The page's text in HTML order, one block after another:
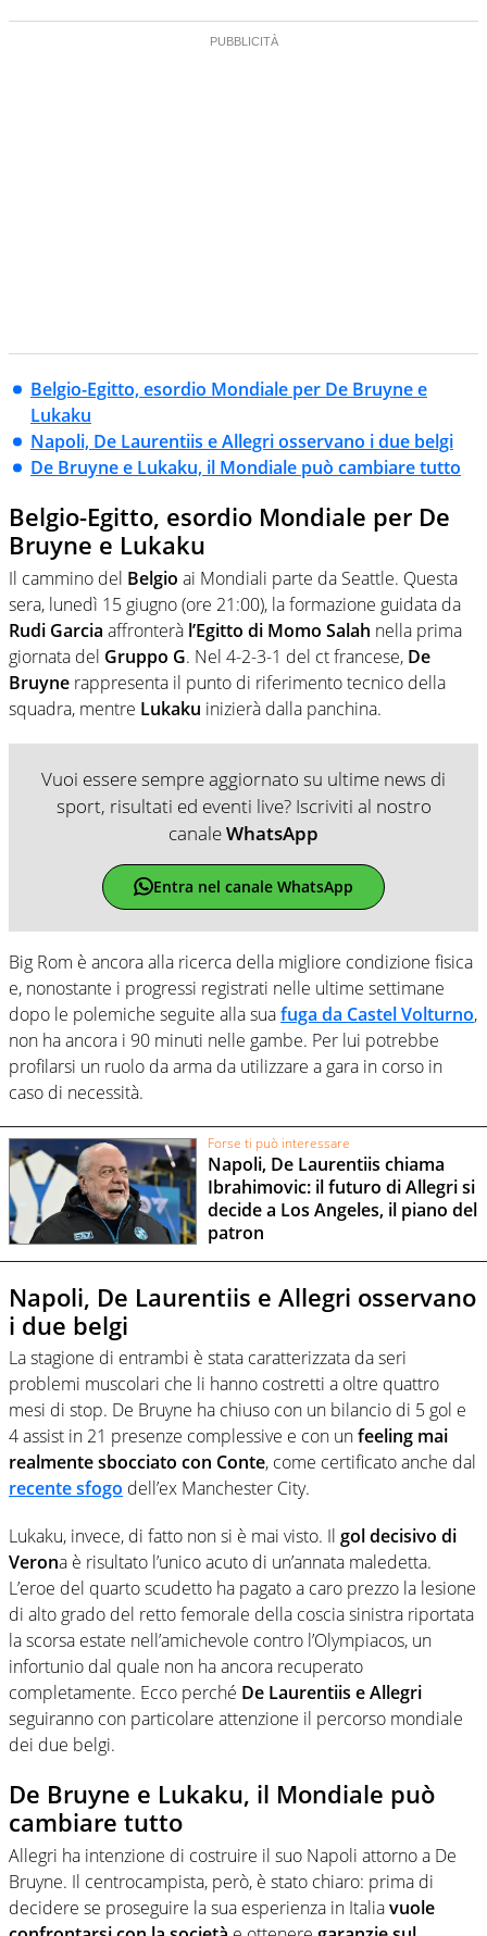
Belgio-Egitto, esordio Mondiale per De Bruyne e
Lukaku
Napoli, De Laurentiis e Allegri osservano i due belgi
De Bruyne e Lukaku, il Mondiale può cambiare tutto
Belgio-Egitto, esordio Mondiale per De
Bruyne e Lukaku
Il cammino del Belgio ai Mondiali parte da Seattle. Questa
sera, lunedì 15 giugno (ore 21:00), la formazione guidata da
Rudi Garcia affronterà l’Egitto di Momo Salah nella prima
giornata del Gruppo G. Nel 4-2-3-1 del ct francese, De
Bruyne rappresenta il punto di riferimento tecnico della
squadra, mentre Lukaku inizierà dalla panchina.
Vuoi essere sempre aggiornato su ultime news di
sport, risultati ed eventi live? Iscriviti al nostro
canaleWhatsApp
Entra nel canale WhatsApp
Big Rom è ancora alla ricerca della migliore condizione fisica
e, nonostante i progressi registrati nelle ultime settimane
dopo le polemiche seguite alla suafuga da Castel Volturno,
non ha ancora i 90 minuti nelle gambe. Per lui potrebbe
profilarsi un ruolo da arma da utilizzare a gara in corso in
caso di necessità.
Forse ti può interessare
Napoli, De Laurentiis chiama
Ibrahimovic: il futuro di Allegri si
decide a Los Angeles, il piano del
patron
Napoli, De Laurentiis e Allegri osservano
i due belgi
La stagione di entrambi è stata caratterizzata da seri
problemi muscolari che li hanno costretti a oltre quattro
mesi di stop. De Bruyne ha chiuso con un bilancio di 5 gol e
4 assist in 21 presenze complessive e con unfeeling mai
realmente sbocciato con Conte, come certificato anche dal
recente sfogo dell’ex Manchester City.
Lukaku, invece, di fatto non si è mai visto. Il gol decisivo di
Verona è risultato l’unico acuto di un’annata maledetta.
L’eroe del quarto scudetto ha pagato a caro prezzo la lesione
di alto grado del retto femorale della coscia sinistra riportata
la scorsa estate nell’amichevole contro l’Olympiacos, un
infortunio dal quale non ha ancora recuperato
completamente. Ecco perché De Laurentiis e Allegri
seguiranno con particolare attenzione il percorso mondiale
dei due belgi.
De Bruyne e Lukaku, il Mondiale può
cambiare tutto
Allegri ha intenzione di costruire il suo Napoli attorno a De
Bruyne. Il centrocampista, però, è stato chiaro: prima di
decidere se proseguire la sua esperienza in Italiavuole